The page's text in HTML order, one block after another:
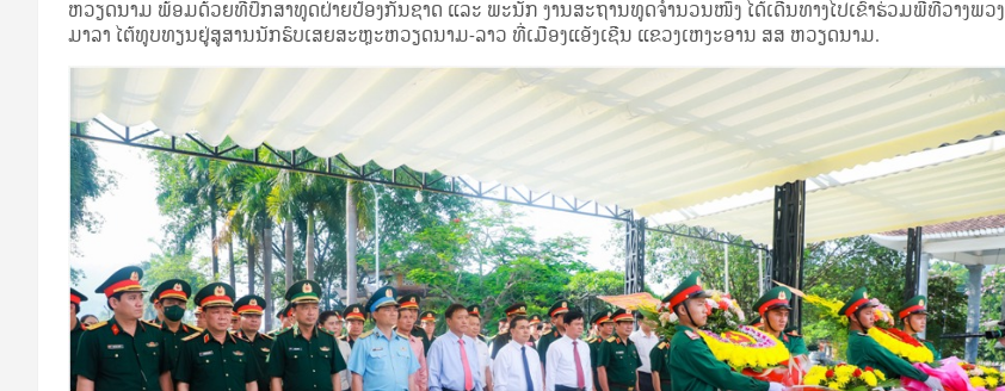
ຫວຽດນາມ ພ້ອມດ້ວຍທີ່ປຶກສາທູດຝ່າຍປ້ອງກັນຊາດ ແລະ ພະນັກ ງານສະຖານທູດຈຳນວນໜຶ່ງ ໄດ້ເດີນທາງໄປເຂົ້າຮ່ວມພີທີວາງພວງ
ມາລາ ໄຕ້ທູບທຽນຢູ່ສູສານນັກຮົບເສຍສະຫຼະຫວຽດນາມ-ລາວ ທີ່ເມືອງແອັງເຊີນ ແຂວງເຫງະອານ ສສ ຫວຽດນາມ.